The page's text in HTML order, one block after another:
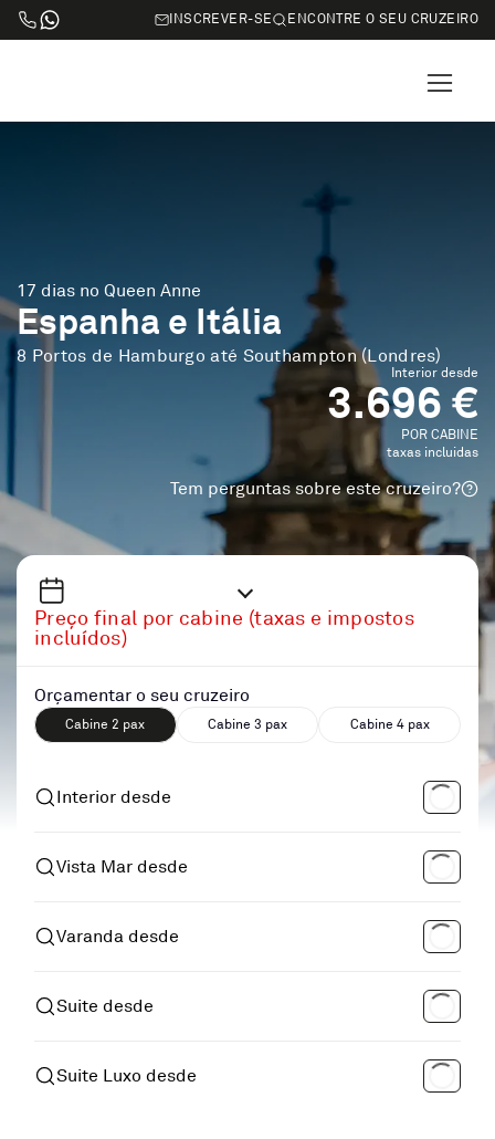
INSCREVER-SE ENCONTRE O SEU CRUZEIRO
17 dias no Queen Anne
Espanha e Itália
8 Portos de Hamburgo até Southampton (Londres)
Interior desde
3.696 €
POR CABINE
taxas incluidas
Tem perguntas sobre este cruzeiro?
Preço final por cabine (taxas e impostos
incluídos)
Orçamentar o seu cruzeiro
Cabine 2 pax Cabine 3 pax Cabine 4 pax
Interior desde
Vista Mar desde
Varanda desde
Suite desde
Suite Luxo desde